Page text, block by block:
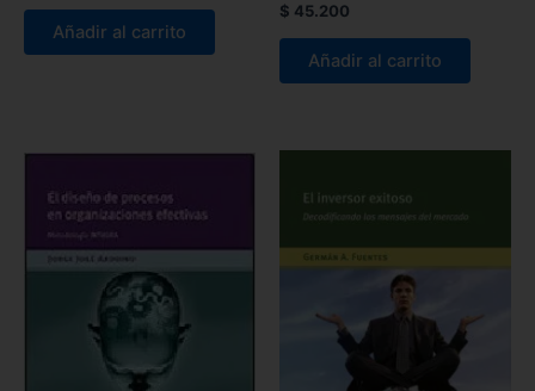
Añadir al carrito
$ 45.200
Añadir al carrito